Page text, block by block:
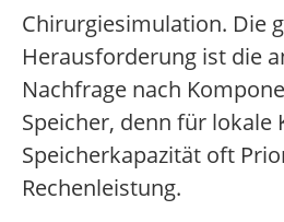
Chirurgiesimulation. Die
Herausforderung ist die
Nachfrage nach
Speicher, denn für lokale
Speicherkapazität oft
Rechenleistung.